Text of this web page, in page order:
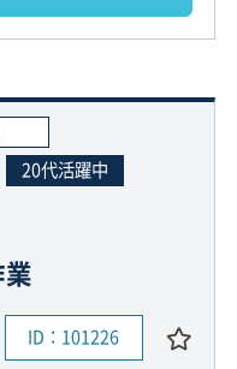
20代活躍中
ID：101226